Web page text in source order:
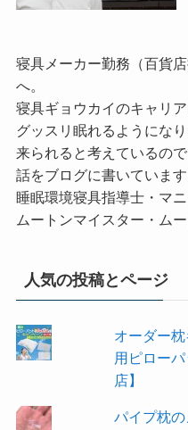
寝具メーカー勤務（百貨
へ。
寝具ギョウカイのキャリ
グッスリ眠れるようにな
来られると考えているの
話をブログに書いています
睡眠環境寝具指導士・マ
ムートンマイスター・ム
人気の投稿とページ
オーダー
用ピロー
店】
パイプ枕の